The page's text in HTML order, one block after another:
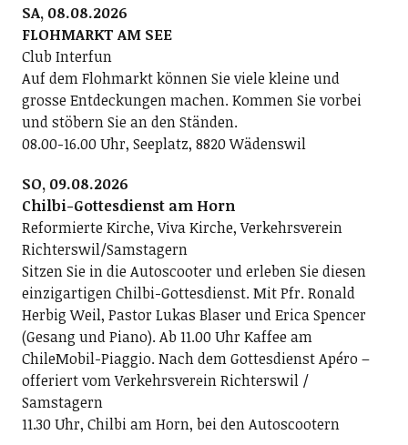
SA, 08.08.2026
FLOHMARKT AM SEE
Club Interfun
Auf dem Flohmarkt können Sie viele kleine und
grosse Entdeckungen machen. Kommen Sie vorbei
und stöbern Sie an den Ständen.
08.00-16.00 Uhr, Seeplatz, 8820 Wädenswil
SO, 09.08.2026
Chilbi-Gottesdienst am Horn
Reformierte Kirche, Viva Kirche, Verkehrsverein
Richterswil/Samstagern
Sitzen Sie in die Autoscooter und erleben Sie diesen
einzigartigen Chilbi-Gottesdienst. Mit Pfr. Ronald
Herbig Weil, Pastor Lukas Blaser und Erica Spencer
(Gesang und Piano). Ab 11.00 Uhr Kaffee am
ChileMobil-Piaggio. Nach dem Gottesdienst Apéro –
offeriert vom Verkehrsverein Richterswil /
Samstagern
11.30 Uhr, Chilbi am Horn, bei den Autoscootern